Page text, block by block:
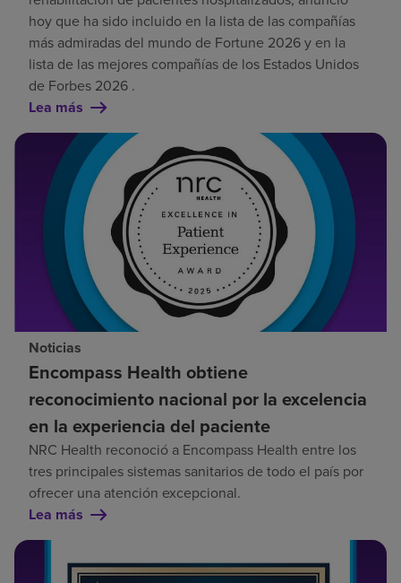
hoy que ha sido incluido en la lista de las compañías
más admiradas del mundo de Fortune 2026 y en la
lista de las mejores compañías de los Estados Unidos
de Forbes 2026 .
Lea más
Noticias
Encompass Health obtiene
reconocimiento nacional por la excelencia
en la experiencia del paciente
NRC Health reconoció a Encompass Health entre los
tres principales sistemas sanitarios de todo el país por
ofrecer una atención excepcional.
Lea más